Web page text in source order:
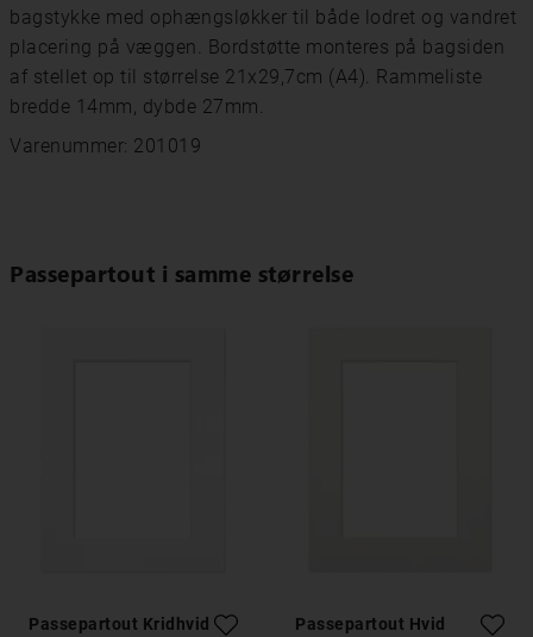
bagstykke med ophængsløkker til både lodret og vandret
placering på væggen. Bordstøtte monteres på bagsiden
af ​​stellet op til størrelse 21x29,7cm (A4). Rammeliste
bredde 14mm, dybde 27mm.
Varenummer: 201019
Passepartout i samme størrelse
Passepartout Kridhvid
Passepartout Hvid